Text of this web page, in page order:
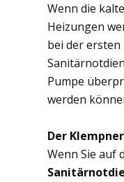
Wenn die
Heizungen
bei der
Pumpe
werden
Der
Wenn Sie auf